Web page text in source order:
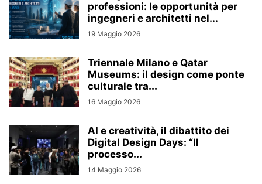
professioni: le opportunità per
ingegneri e architetti nel...
19 Maggio 2026
Triennale Milano e Qatar
Museums: il design come ponte
culturale tra...
16 Maggio 2026
AI e creatività, il dibattito dei
Digital Design Days: “Il
processo...
14 Maggio 2026